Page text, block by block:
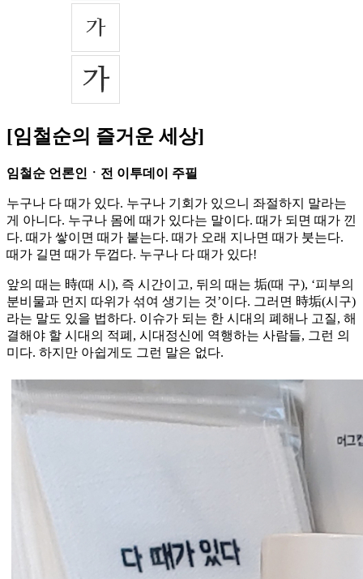
[임철순의 즐거운 세상]
임철순 언론인ㆍ전 이투데이 주필
누구나 다 때가 있다. 누구나 기회가 있으니 좌절하지 말라는
게 아니다. 누구나 몸에 때가 있다는 말이다. 때가 되면 때가 낀
다. 때가 쌓이면 때가 붙는다. 때가 오래 지나면 때가 붓는다.
때가 길면 때가 두껍다. 누구나 다 때가 있다!
앞의 때는 時(때 시), 즉 시간이고, 뒤의 때는 垢(때 구), ‘피부의
분비물과 먼지 따위가 섞여 생기는 것’이다. 그러면 時垢(시구)
라는 말도 있을 법하다. 이슈가 되는 한 시대의 폐해나 고질, 해
결해야 할 시대의 적폐, 시대정신에 역행하는 사람들, 그런 의
미다. 하지만 아쉽게도 그런 말은 없다.